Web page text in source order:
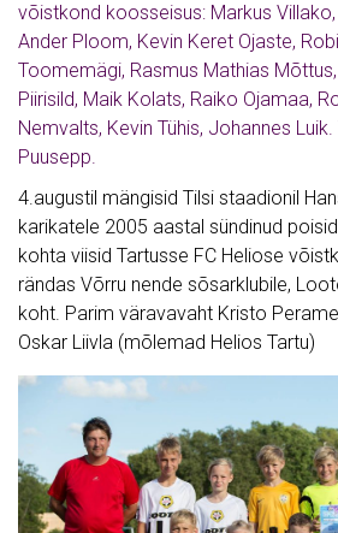
võistkond koosseisus: Markus
Ander Ploom, Kevin Keret Ojaste,
Toomemägi, Rasmus Mathias
Piirisild, Maik Kolats, Raiko Ojamaa,
Nemvalts, Kevin Tühis, Johannes
Puusepp.
4.augustil mängisid Tilsi staadionil
karikatele 2005 aastal sündinud
kohta viisid Tartusse FC Heliose
rändas Võrru nende sõsarklubile,
koht. Parim väravavaht Kristo
Oskar Liivla (mõlemad Helios Tartu)